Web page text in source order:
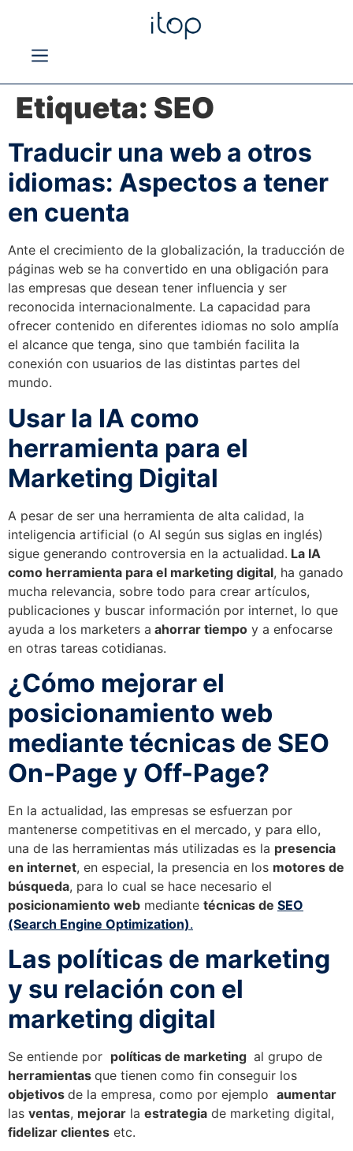
Etiqueta: SEO
Traducir una web a otros
idiomas: Aspectos a tener
en cuenta
Ante el crecimiento de la globalización, la traducción de
páginas web se ha convertido en una obligación para
las empresas que desean tener influencia y ser
reconocida internacionalmente. La capacidad para
ofrecer contenido en diferentes idiomas no solo amplía
el alcance que tenga, sino que también facilita la
conexión con usuarios de las distintas partes del
mundo.
Usar la IA como
herramienta para el
Marketing Digital
A pesar de ser una herramienta de alta calidad, la
inteligencia artificial (o AI según sus siglas en inglés)
sigue generando controversia en la actualidad. La IA
como herramienta para el marketing digital, ha ganado
mucha relevancia, sobre todo para crear artículos,
publicaciones y buscar información por internet, lo que
ayuda a los marketers a ahorrar tiempo y a enfocarse
en otras tareas cotidianas.
¿Cómo mejorar el
posicionamiento web
mediante técnicas de SEO
On-Page y Off-Page?
En la actualidad, las empresas se esfuerzan por
mantenerse competitivas en el mercado, y para ello,
una de las herramientas más utilizadas es la presencia
en internet, en especial, la presencia en los motores de
búsqueda, para lo cual se hace necesario el
posicionamiento web mediante técnicas de SEO
(Search Engine Optimization).
Las políticas de marketing
y su relación con el
marketing digital
Se entiende por políticas de marketing al grupo de
herramientas que tienen como fin conseguir los
objetivos de la empresa, como por ejemplo aumentar
las ventas, mejorar la estrategia de marketing digital,
fidelizar clientes etc.